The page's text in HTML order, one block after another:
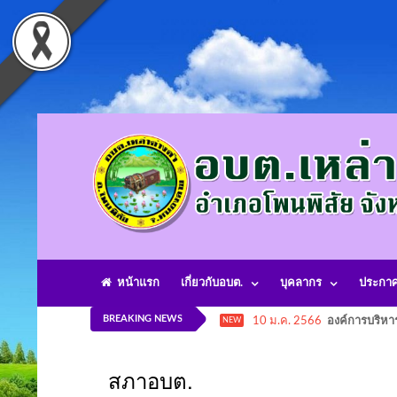
หน้าแรก เกี่ยวกับอบต. บุคลากร ประกา
BREAKING NEWS NEW 10 ม.ค. 2566 องค์การบริห
สภาอบต.